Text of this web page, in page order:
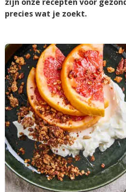
precies wat je zoekt.